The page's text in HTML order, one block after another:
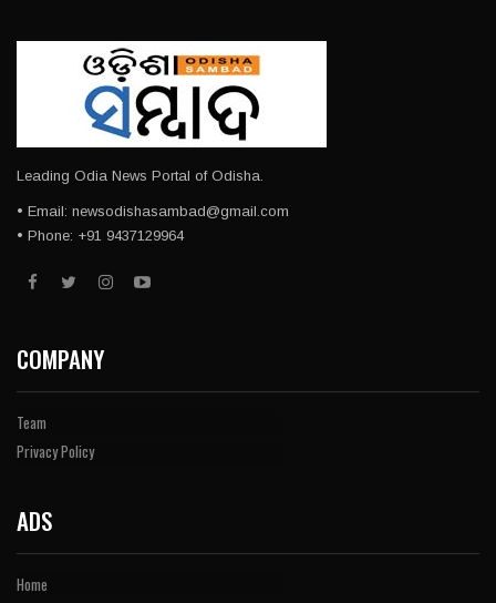
Leading Odia News Portal of Odisha.
• Email: newsodishasambad@gmail.com
• Phone: +91 9437129964
COMPANY
Team
Privacy Policy
ADS
Home